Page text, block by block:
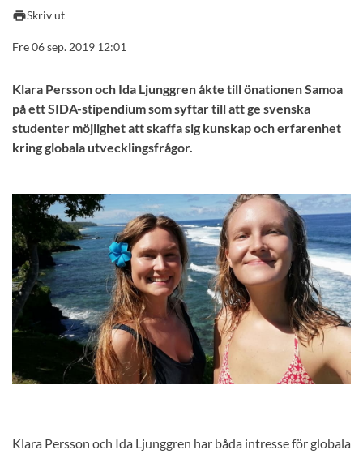
printSkriv ut
Fre 06 sep. 2019 12:01
Klara Persson och Ida Ljunggren åkte till önationen Samoa
på ett SIDA-stipendium som syftar till att ge svenska
studenter möjlighet att skaffa sig kunskap och erfarenhet
kring globala utvecklingsfrågor.
Klara Persson och Ida Ljunggren har båda intresse för globala